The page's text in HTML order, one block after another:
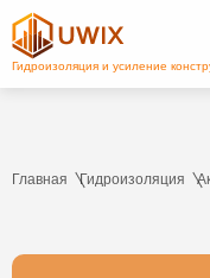
Главная Гидроизоляция